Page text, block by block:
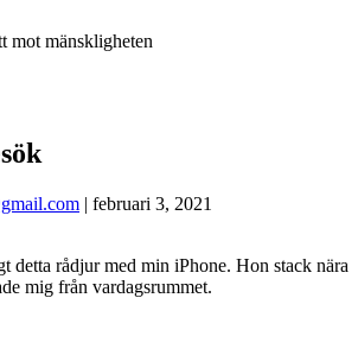
mot mänskligheten
| februari 3, 2021
detta rådjur med min iPhone. Hon stack nära
mig från vardagsrummet.